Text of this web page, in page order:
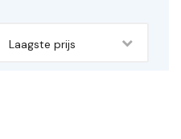
Laagste prijs